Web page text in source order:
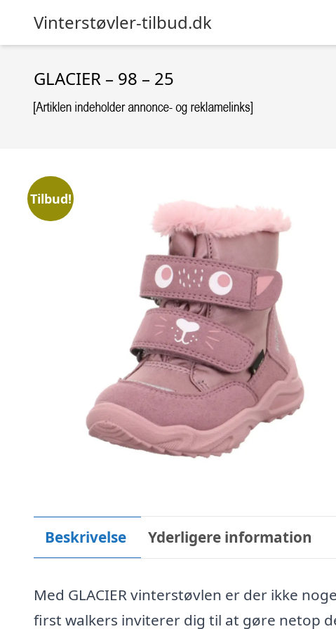
Vinterstøvler-tilbud.dk
GLACIER – 98 – 25
Tilbud!
Beskrivelse Yderligere information
Med GLACIER vinterstøvlen er der ikke
first walkers inviterer dig til at gøre netop